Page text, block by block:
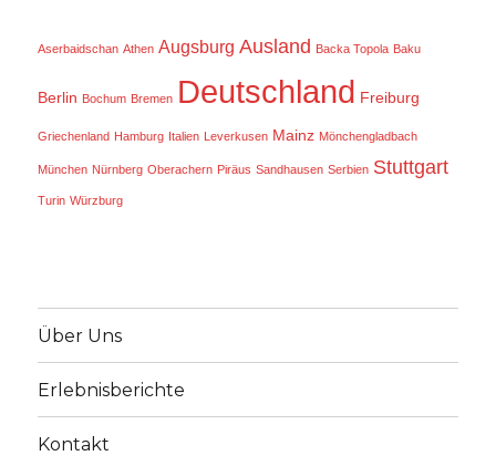
Aserbaidschan Athen Augsburg Ausland Backa Topola Baku
Berlin Bochum Bremen Deutschland Freiburg
Griechenland Hamburg Italien Leverkusen Mainz Mönchengladbach
München Nürnberg Oberachern Piräus Sandhausen Serbien Stuttgart
Turin Würzburg
Über Uns
Erlebnisberichte
Kontakt